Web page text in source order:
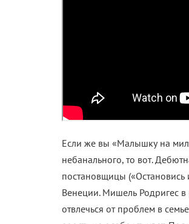
Если же вы «Малышку на
небанального, то вот.
постановщицы
Венеции. Мишель Родригес в
отвлечься от проблем в